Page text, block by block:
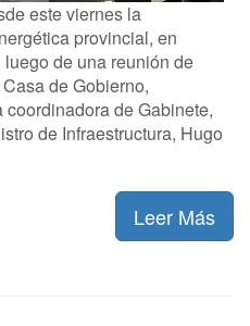
este viernes la
provincial, en
de una reunión de
de Gobierno,
de Gabinete,
de Infraestructura, Hugo
Leer Más